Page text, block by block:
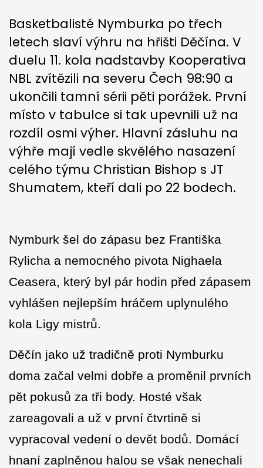
Basketbalisté Nymburka po třech
letech slaví výhru na hřišti Děčína. V
duelu 11. kola nadstavby Kooperativa
NBL zvítězili na severu Čech 98:90 a
ukončili tamní sérii pěti porážek. První
místo v tabulce si tak upevnili už na
rozdíl osmi výher. Hlavní zásluhu na
výhře mají vedle skvělého nasazení
celého týmu Christian Bishop s JT
Shumatem, kteří dali po 22 bodech.
Nymburk šel do zápasu bez Františka
Rylicha a nemocného pivota Nighaela
Ceasera, který byl pár hodin před zápasem
vyhlášen nejlepším hráčem uplynulého
kola Ligy mistrů.
Děčín jako už tradičně proti Nymburku
doma začal velmi dobře a proměnil prvních
pět pokusů za tři body. Hosté však
zareagovali a už v první čtvrtině si
vypracoval vedení o devět bodů. Domácí
hnaní zaplněnou halou se však nenechali